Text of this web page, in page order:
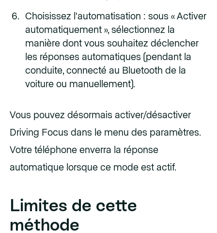
Choisissez l'automatisation : sous « Activer
automatiquement », sélectionnez la
manière dont vous souhaitez déclencher
les réponses automatiques (pendant la
conduite, connecté au Bluetooth de la
voiture ou manuellement).
Vous pouvez désormais activer/désactiver
Driving Focus dans le menu des paramètres.
Votre téléphone enverra la réponse
automatique lorsque ce mode est actif.
Limites de cette
méthode